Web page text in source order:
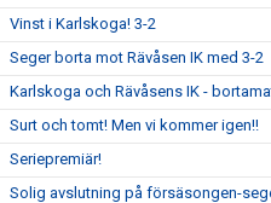
Vinst i Karlskoga! 3-2
Seger borta mot Rävåsen IK med 3-2
Karlskoga och Rävåsens IK -
Surt och tomt! Men vi kommer igen!!
Seriepremiär!
Solig avslutning på försäsongen-